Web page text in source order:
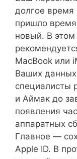
долгое время
пришло время
новый. В
MacBook или
Ваших
специалисты
и Аймак до
появления
аппаратных
Главное —
Apple ID. В